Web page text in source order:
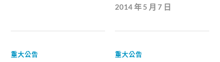
2014 年 5 月 7 日
重大公告 重大公告